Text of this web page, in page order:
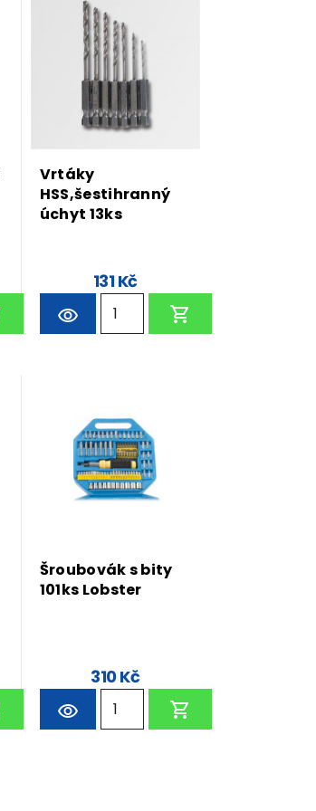
Vrtáky
HSS,šestihranný
úchyt 13ks
131 Kč
Šroubovák s bity
101ks Lobster
310 Kč